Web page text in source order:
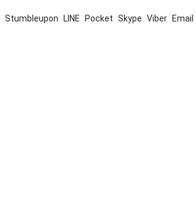
Stumbleupon LINE Pocket Skype Viber Email